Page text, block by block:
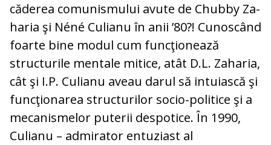
căderea comunismului avute de Chubby Za­­
haria şi Néné Culianu în anii ’80?! Cu­noscând
foarte bine modul cum func­ţio­nează
structurile mentale mitice, atât D.L. Zaharia,
cât şi I.P. Culianu aveau darul să intuiască şi
funcţionarea structurilor so­cio-politice şi a
mecanismelor puterii des­potice. În 1990,
Culianu – admirator en­tu­ziast al